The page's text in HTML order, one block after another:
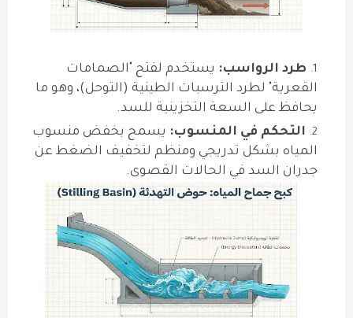
طرد الرواسب: يستخدم لفتح "الصمامات
القعرية" لطرد الترسبات الطينية (التوحل)، وهو ما
يحافظ على السعة التخزينية للسد.
التحكم في المنسوب: يسمح بخفض منسوب
المياه بشكل تدريجي ومنظم لتخفيف الضغط عن
جدران السد في الحالات القصوى.